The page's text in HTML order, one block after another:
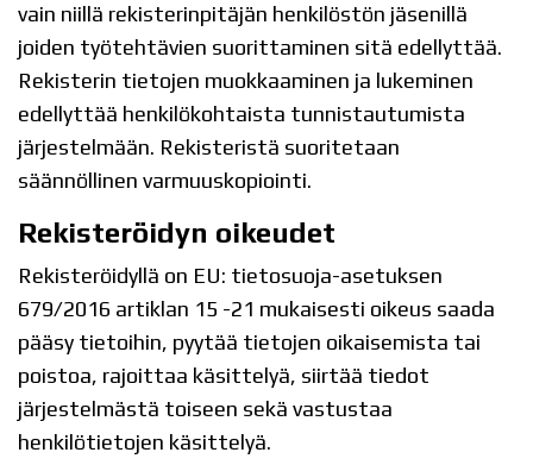
vain niillä rekisterinpitäjän henkilöstön jäsenillä
joiden työtehtävien suorittaminen sitä edellyttää.
Rekisterin tietojen muokkaaminen ja lukeminen
edellyttää henkilökohtaista tunnistautumista
järjestelmään. Rekisteristä suoritetaan
säännöllinen varmuuskopiointi.
Rekisteröidyn oikeudet
Rekisteröidyllä on EU: tietosuoja-asetuksen
679/2016 artiklan 15 -21 mukaisesti oikeus saada
pääsy tietoihin, pyytää tietojen oikaisemista tai
poistoa, rajoittaa käsittelyä, siirtää tiedot
järjestelmästä toiseen sekä vastustaa
henkilötietojen käsittelyä.